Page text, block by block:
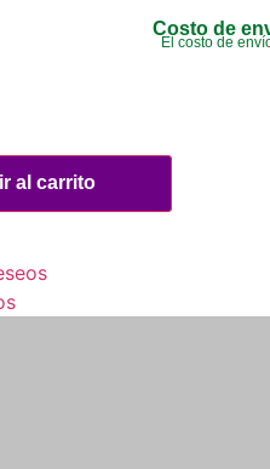
Costo de
El costo de
al carrito